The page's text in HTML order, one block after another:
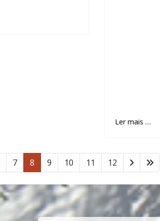
Ler mais …
7 8 9 10 11 12